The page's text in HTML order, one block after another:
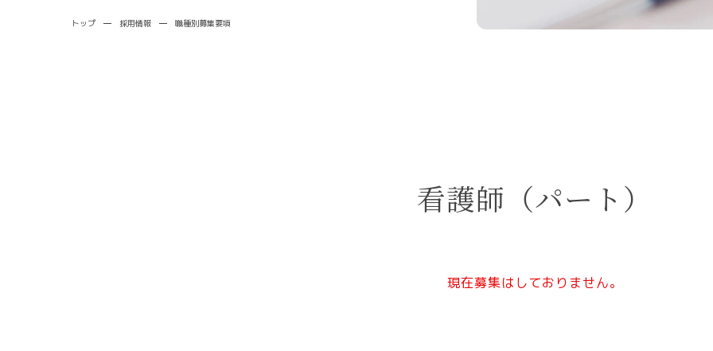
トップ 採用情報 職種別募集要項
看護師（パート）
現在募集はしておりません。